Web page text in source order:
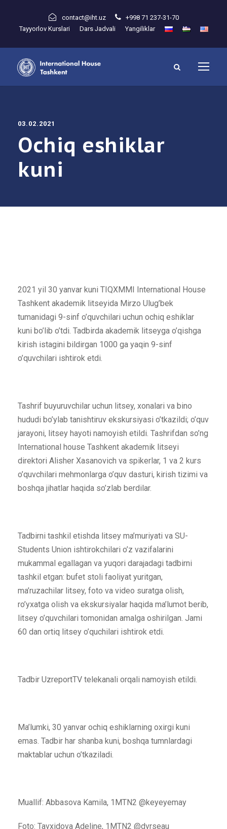
contact@iht.uz
+998 71 237-31-70
Tayyorlov Kurslari
Dars Jadvali Yangiliklar
03.02.2021
Ochiq eshiklar
kuni
2021 yil 30 yanvar kuni TIQXMMI International House
Tashkent akademik litseyida Mirzo Ulug’bek
tumanidagi 9-sinf o’quvchilari uchun ochiq eshiklar
kuni bo’lib o’tdi. Tadbirda akademik litseyga o’qishga
kirish istagini bildirgan 1000 ga yaqin 9-sinf
o’quvchilari ishtirok etdi.
Tashrif buyuruvchilar uchun litsey, xonalari va bino
hududi bo’ylab tanishtiruv ekskursiyasi o’tkazildi; o’quv
jarayoni, litsey hayoti namoyish etildi. Tashrifdan so’ng
International house Tashkent akademik litseyi
direktori Alisher Xasanovich va spikerlar, 1 va 2 kurs
o’quvchilari mehmonlarga o’quv dasturi, kirish tizimi va
boshqa jihatlar haqida so’zlab berdilar.
Tadbirni tashkil etishda litsey ma’muriyati va SU-
Students Union ishtirokchilari o’z vazifalarini
mukammal egallagan va yuqori darajadagi tadbirni
tashkil etgan: bufet stoli faoliyat yuritgan,
ma’ruzachilar litsey, foto va video suratga olish,
ro’yxatga olish va ekskursiyalar haqida ma’lumot berib,
litsey o’quvchilari tomonidan amalga oshirilgan. Jami
60 dan ortiq litsey o’quchilari ishtirok etdi.
Tadbir UzreportTV telekanali orqali namoyish etildi.
Ma’lumki, 30 yanvar ochiq eshiklarning oxirgi kuni
emas. Tadbir har shanba kuni, boshqa tumnlardagi
maktablar uchun o’tkaziladi.
Muallif: Abbasova Kamila, 1MTN2 @keyeyemay
Foto: Tavxidova Adeline, 1MTN2 @dvrseau